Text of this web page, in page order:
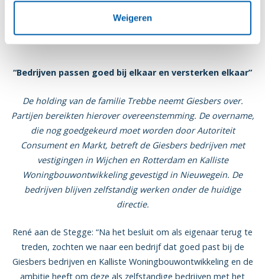
Weigeren
Holding Trebbe neemt
Giesbers over
“Bedrijven passen goed bij elkaar en versterken elkaar”
De holding van de familie Trebbe neemt Giesbers over.
Partijen bereikten hierover overeenstemming. De overname,
die nog goedgekeurd moet worden door Autoriteit
Consument en Markt, betreft de Giesbers bedrijven met
vestigingen in Wijchen en Rotterdam en Kalliste
Woningbouwontwikkeling gevestigd in Nieuwegein. De
bedrijven blijven zelfstandig werken onder de huidige
directie.
René aan de Stegge: “Na het besluit om als eigenaar terug te
treden, zochten we naar een bedrijf dat goed past bij de
Giesbers bedrijven en Kalliste Woningbouwontwikkeling en de
ambitie heeft om deze als zelfstandige bedrijven met het